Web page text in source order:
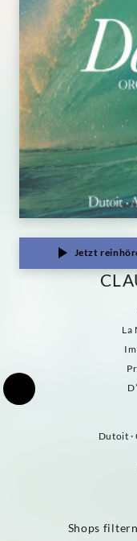
Jetzt
La
Dutoit ·
Shops filtern